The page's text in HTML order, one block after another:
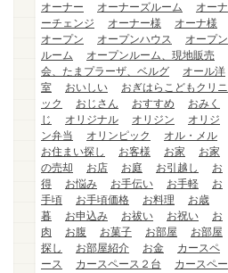
オーナー
オーナーズルーム
オーナ
ーチェンジ
オーナー様
オーナ様
オープン
オープンハウス
オープン
ルーム
オープンルーム、現地販売
会、たまプラーザ、ベルグ
オール洋
室
おいしい
おぎはらこどもクリニ
ック
おじさん おすすめ
おみく
じ
オリジナル オリジン
オリジ
ン弁当
オリンピック
オル・メル
お住まい探し
お客様 お家
お家
の売却
お店 お庭 お引越し
お
得
お悩み お手伝い お手軽
お
手頃
お手頃価格 お料理
お歳
暮
お申込み お祓い お祝い
お
肉
お腹 お菓子 お部屋
お部屋
探し
お部屋紹介 お金
カースペ
ース
カースペース２台
カースペー